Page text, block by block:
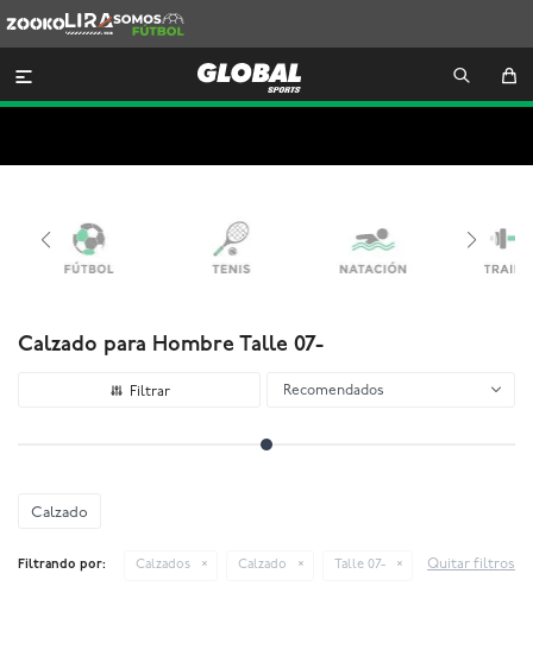
Lira
Somos
Futbol

Calzado para Hombre Talle 07-
Recomendados
Calzado
Filtrando por: Calzados Calzado Talle 07- Quitar filtros